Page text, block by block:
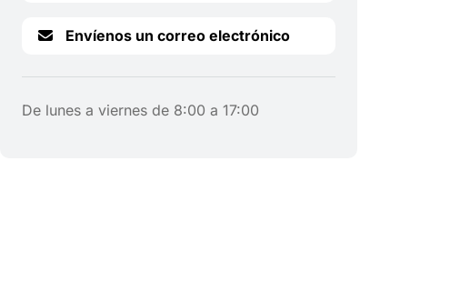
Envíenos un correo electrónico
De lunes a viernes de 8:00 a 17:00